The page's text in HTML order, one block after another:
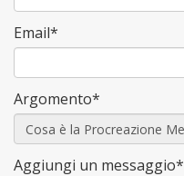
Email*
Argomento*
Aggiungi un messaggio*